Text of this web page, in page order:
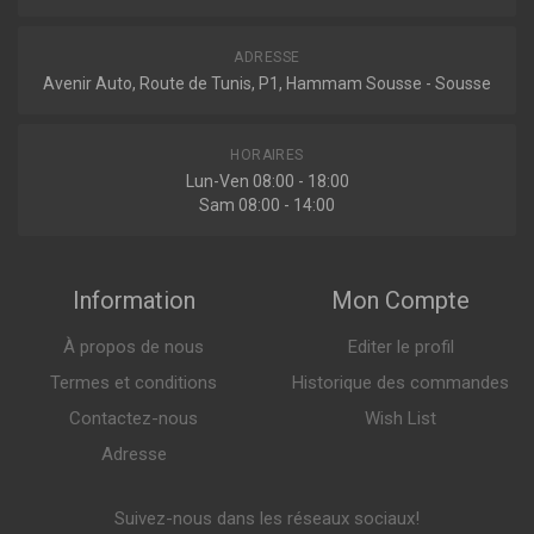
ADRESSE
Avenir Auto, Route de Tunis, P1, Hammam Sousse - Sousse
HORAIRES
Lun-Ven 08:00 - 18:00
Sam 08:00 - 14:00
Information
À propos de nous
Termes et conditions
Contactez-nous
Adresse
Mon Compte
Editer le profil
Historique des commandes
Wish List
Suivez-nous dans les réseaux sociaux!